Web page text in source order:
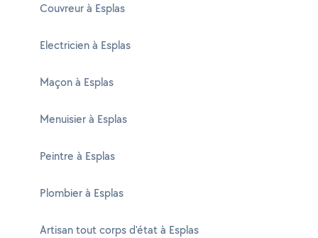
Couvreur à Esplas
Electricien à Esplas
Maçon à Esplas
Menuisier à Esplas
Peintre à Esplas
Plombier à Esplas
Artisan tout corps d'état à Esplas